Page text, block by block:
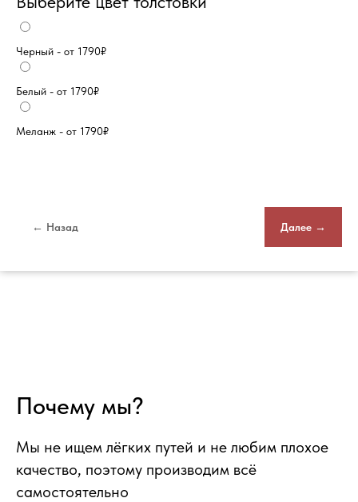
Черный - от 1790₽
Белый - от 1790₽
Меланж - от 1790₽
← Назад Далее →
Почему мы?
Мы не ищем лёгких путей и не любим плохое
качество, поэтому производим всё
самостоятельно